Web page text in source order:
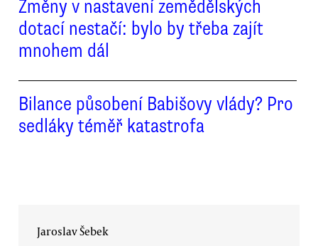
Změny v nastavení zemědělských
dotací nestačí: bylo by třeba zajít
mnohem dál
Bilance působení Babišovy vlády? Pro
sedláky téměř katastrofa
Jaroslav Šebek